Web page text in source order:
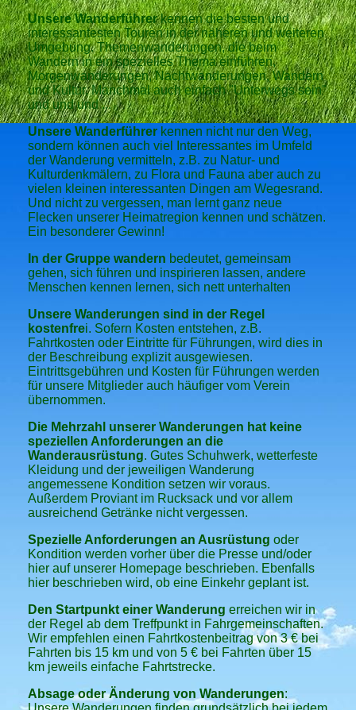
Unsere Wanderführerkennen die besten und
interessantesten Touren in der näheren und weiteren
Umgebung. Themenwanderungen, die beim
Wandern in ein spezielles Thema einführen,
Morgenwanderungen, Nachtwanderungen, Wandern
und Kultur, Manchmal auch einfach "Unterwegs sein"
und und und ...
Unsere Wanderführer kennen nicht nur den Weg,
sondern können auch viel Interessantes im Umfeld
der Wanderung vermitteln, z.B. zu Natur- und
Kulturdenkmälern, zu Flora und Fauna aber auch zu
vielen kleinen interessanten Dingen am Wegesrand.
Und nicht zu vergessen, man lernt ganz neue
Flecken unserer Heimatregion kennen und schätzen.
Ein besonderer Gewinn!
In der Gruppe wandern bedeutet, gemeinsam
gehen, sich führen und inspirieren lassen, andere
Menschen kennen lernen, sich nett unterhalten
Unsere Wanderungen sind in der Regel
kostenfrei. Sofern Kosten entstehen, z.B.
Fahrtkosten oder Eintritte für Führungen, wird dies in
der Beschreibung explizit ausgewiesen.
Eintrittsgebühren und Kosten für Führungen werden
für unsere Mitglieder auch häufiger vom Verein
übernommen.
Die Mehrzahl unserer Wanderungen hat keine
speziellen Anforderungen an die
Wanderausrüstung. Gutes Schuhwerk, wetterfeste
Kleidung und der jeweiligen Wanderung
angemessene Kondition setzen wir voraus.
Außerdem Proviant im Rucksack und vor allem
ausreichend Getränke nicht vergessen.
Spezielle Anforderungen an Ausrüstung oder
Kondition werden vorher über die Presse und/oder
hier auf unserer Homepage beschrieben. Ebenfalls
hier beschrieben wird, ob eine Einkehr geplant ist.
Den Startpunkt einer Wanderung erreichen wir in
der Regel ab dem Treffpunkt in Fahrgemeinschaften.
Wir empfehlen einen Fahrtkostenbeitrag von 3 € bei
Fahrten bis 15 km und von 5 € bei Fahrten über 15
km jeweils einfache Fahrtstrecke.
Absage oder Änderung von Wanderungen: